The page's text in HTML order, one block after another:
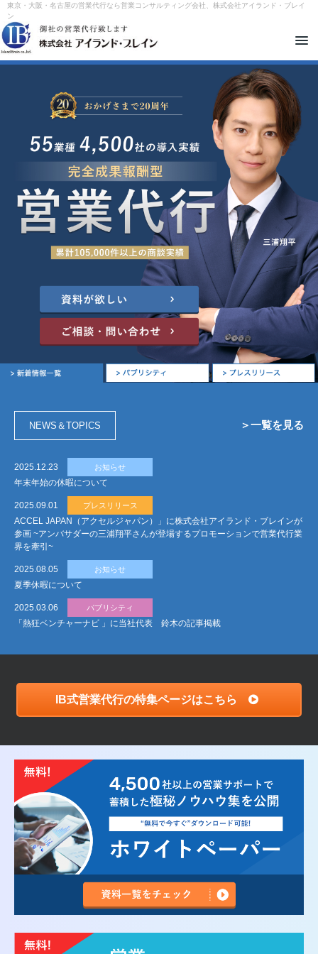
東京・大阪・名古屋の営業代行なら営業コンサルティング会社、株式会社アイランド・ブレイ
ン
メ
ュ
NEWS ＆TOPICS ＞一覧を見る
2025.12.23 お知らせ
年末年始の休暇について
2025.09.01 プレスリリース
ACCEL JAPAN（アクセルジャパン）」に株式会社アイランド・ブレインが
参画 ~アンバサダーの三浦翔平さんが登場するプロモーションで営業代行業
界を牽引~
2025.08.05 お知らせ
夏季休暇について
2025.03.06 パブリシティ
「熱狂ベンチャーナビ 」に当社代表 鈴木の記事掲載
IB式営業代行の特集ページはこちら